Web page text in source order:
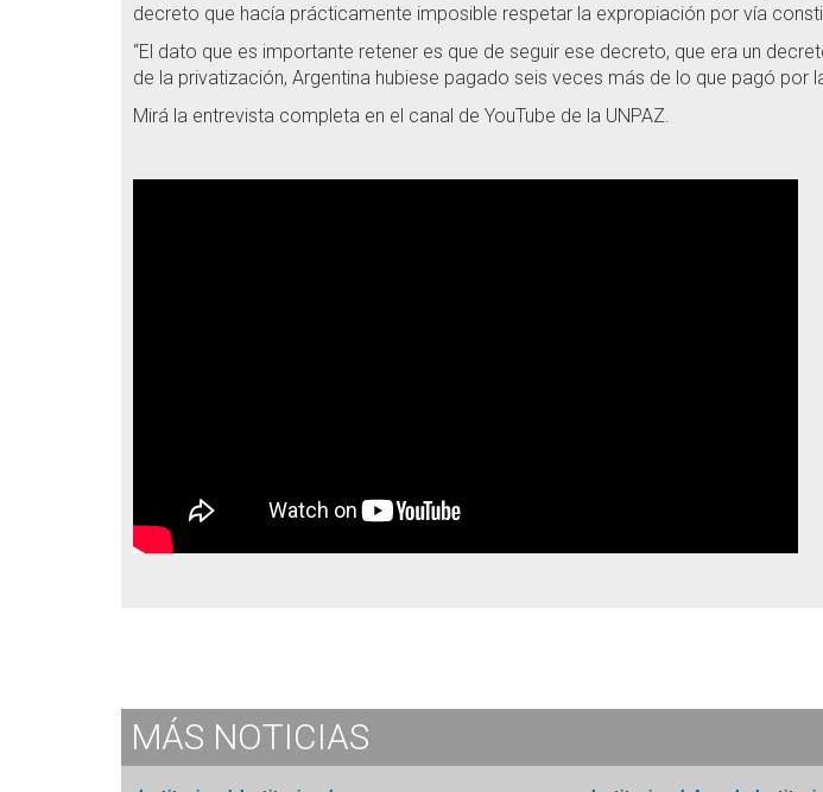
decreto que hacía prácticamente imposible respetar la expropiación por vía
“El dato que es importante retener es que de seguir ese decreto, que era un
de la privatización, Argentina hubiese pagado seis veces más de lo que pagó por
Mirá la entrevista completa en el canal de YouTube de la UNPAZ.
MÁS NOTICIAS